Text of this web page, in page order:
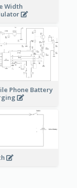
Width
Phone Battery